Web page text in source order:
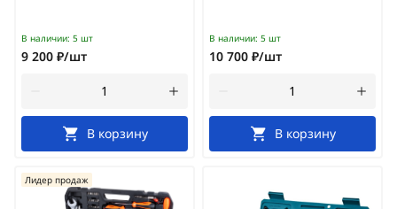
В наличии: 5 шт
9 200 ₽/шт
В корзину
В наличии: 5 шт
10 700 ₽/шт
В корзину
Лидер продаж